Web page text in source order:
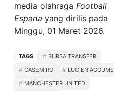
media olahraga Football
Espana yang dirilis pada
Minggu, 01 Maret 2026.
TAGS
BURSA TRANSFER
CASEMIRO
LUCIEN AGOUME
MANCHESTER UNITED